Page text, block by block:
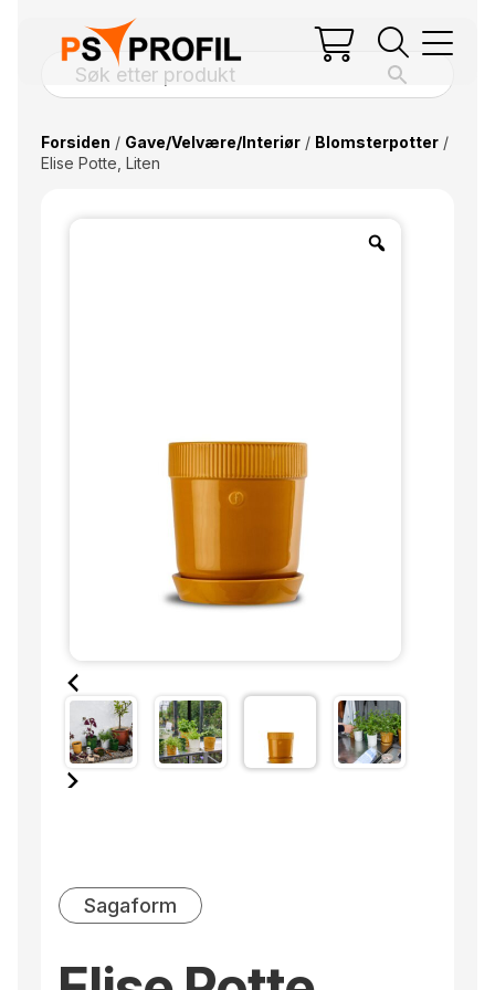
Forsiden / Gave/Velvære/Interiør/ Blomsterpotter/
Elise Potte, Liten
Sagaform